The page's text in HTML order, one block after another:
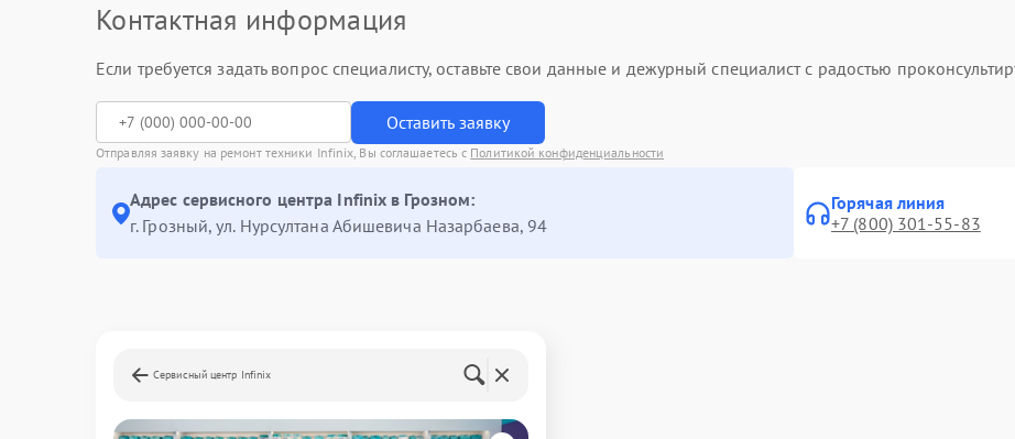
Контактная информация
Если требуется задать вопрос специалисту, оставьте свои данные и дежурный специалист с радостью
Оставить заявку
Отправляя заявку на ремонт техники Infinix, Вы соглашаетесь с Политикой конфиденциальности
Адрес сервисного центра Infinix в Грозном:
г. Грозный, ул. Нурсултана Абишевича Назарбаева, 94
Горячая линия
+7 (800) 301-55-83
Сервисный центр Infinix